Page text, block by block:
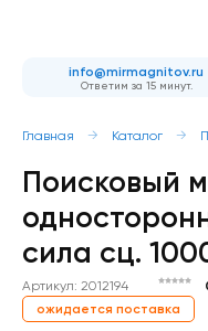
info@mirmagnitov.ru
Ответим за 15 минут.
Главная Каталог
Поисковый
сила сц.
Артикул: 2012194
ожидается поставка